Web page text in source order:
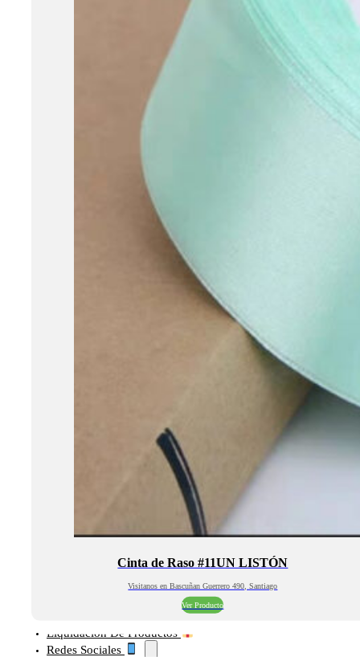
Cinta de Raso #11UN LISTÓN
Visitanos en Bascuñan Guerrero 490, Santiago
Ver Producto
Liquidación De Productos
Redes Sociales